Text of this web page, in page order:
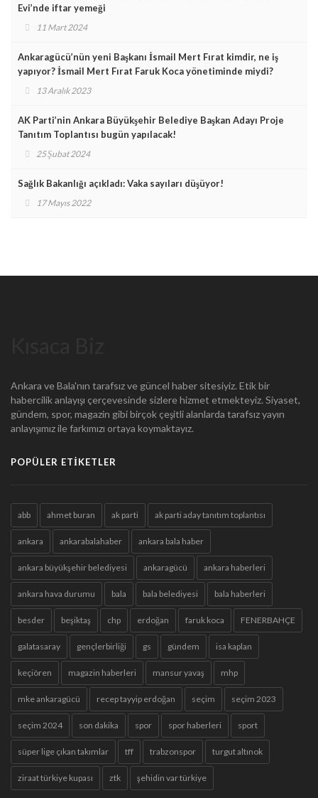
Evi’nde iftar yemeği
11 Mart 2024
Ankaragücü’nün yeni Başkanı İsmail Mert Fırat kimdir, ne iş
yapıyor? İsmail Mert Fırat Faruk Koca yönetiminde miydi?
13 Aralık 2023
AK Parti’nin Ankara Büyükşehir Belediye Başkan Adayı Proje
Tanıtım Toplantısı bugün yapılacak!
25 Şubat 2024
Sağlık Bakanlığı açıkladı: Vaka sayıları düşüyor!
17 Mayıs 2022
Ankara ve Bala'nın tarafsız ve güncel haber sitesiyiz. Etik bir
habercilik anlayışı çerçevesinde sizlere hizmet etmekteyiz. Siyaset,
gündem, spor, magazin gibi birçok çeşitli alanlarda tarafsız yayın
anlayışımız ile farkımızı ortaya koymaktayız.
POPÜLER ETIKETLER
abb ahmet buran ak parti ak parti aday tanıtım toplantısı
ankara ankarabalahaber ankara bala haber
ankara büyükşehir belediyesi ankaragücü ankara haberleri
ankara hava durumu bala bala belediyesi bala haberleri
besder beşiktaş chp erdoğan faruk koca FENERBAHÇE
galatasaray gençlerbirliği gs gündem isa kaplan
keçiören magazin haberleri mansur yavaş mhp
mke ankaragücü recep tayyip erdoğan seçim seçim 2023
seçim 2024 son dakika spor spor haberleri sport
süper lige çıkan takımlar tff trabzonspor turgut altınok
ziraat türkiye kupası ztk şehidin var türkiye